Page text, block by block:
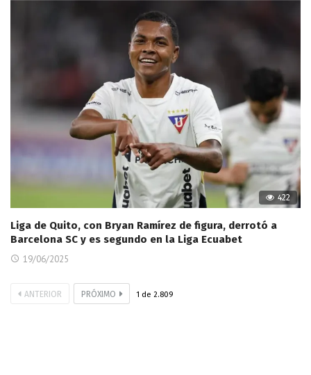
422
Liga de Quito, con Bryan Ramírez de figura, derrotó a
Barcelona SC y es segundo en la Liga Ecuabet
19/06/2025
ANTERIOR PRÓXIMO 1 de 2.809